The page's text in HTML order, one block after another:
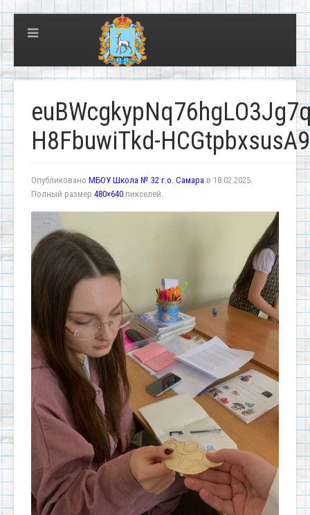
H8FbuwiTkd-
Опубликовано МБОУ Школа № 32 г.о. Самара в 18.02.2025.
Полный размер 480×640 пикселей.